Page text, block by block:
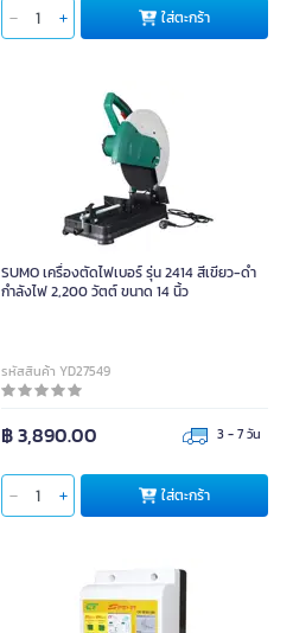
ใส่ตะกร้า
SUMO เครื่องตัดไฟเบอร์ รุ่น 2414 สีเขียว-ดำ
กำลังไฟ 2,200 วัตต์ ขนาด 14 นิ้ว
รหัสสินค้า YD27549
฿ 3,890.00 3 - 7 วัน
ใส่ตะกร้า